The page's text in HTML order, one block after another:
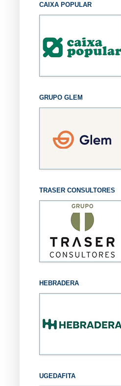
CAIXA POPULAR
GRUPO GLEM
TRASER CONSULTORES
HEBRADERA
UGEDAFITA